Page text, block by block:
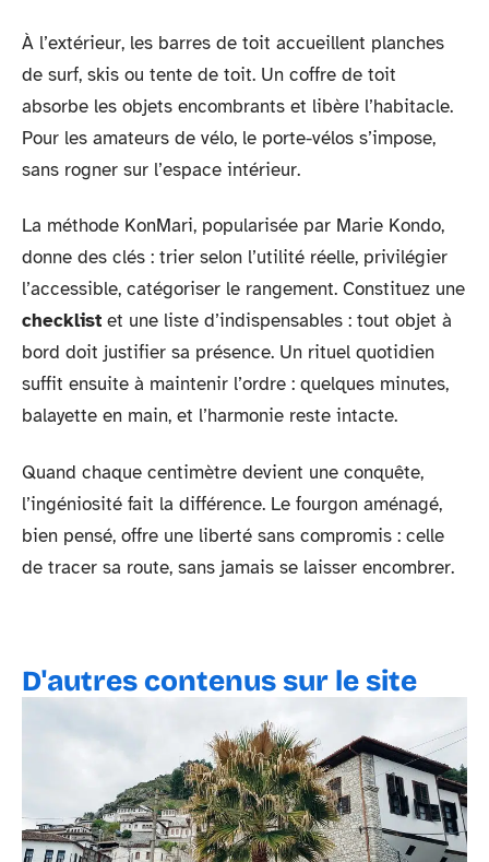
À l’extérieur, les barres de toit accueillent planches
de surf, skis ou tente de toit. Un coffre de toit
absorbe les objets encombrants et libère l’habitacle.
Pour les amateurs de vélo, le porte-vélos s’impose,
sans rogner sur l’espace intérieur.
La méthode KonMari, popularisée par Marie Kondo,
donne des clés : trier selon l’utilité réelle, privilégier
l’accessible, catégoriser le rangement. Constituez une
checklist et une liste d’indispensables : tout objet à
bord doit justifier sa présence. Un rituel quotidien
suffit ensuite à maintenir l’ordre : quelques minutes,
balayette en main, et l’harmonie reste intacte.
Quand chaque centimètre devient une conquête,
l’ingéniosité fait la différence. Le fourgon aménagé,
bien pensé, offre une liberté sans compromis : celle
de tracer sa route, sans jamais se laisser encombrer.
D'autres contenus sur le site